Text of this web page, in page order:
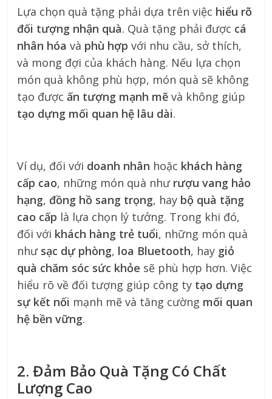
Lựa chọn quà tặng phải dựa trên việc hiểu rõ
đối tượng nhận quà. Quà tặng phải được cá
nhân hóa và phù hợp với nhu cầu, sở thích,
và mong đợi của khách hàng. Nếu lựa chọn
món quà không phù hợp, món quà sẽ không
tạo đượcấn tượng mạnh mẽ và không giúp
tạo dựng mối quan hệ lâu dài.
Ví dụ, đối với doanh nhân hoặc khách hàng
cấp cao, những món quà như rượu vang hảo
hạng, đồng hồ sang trọng, hay bộ quà tặng
cao cấp là lựa chọn lý tưởng. Trong khi đó,
đối với khách hàng trẻ tuổi, những món quà
như sạc dự phòng, loa Bluetooth, hay giỏ
quà chăm sóc sức khỏe sẽ phù hợp hơn. Việc
hiểu rõ về đối tượng giúp công ty tạo dựng
sự kết nối mạnh mẽ và tăng cường mối quan
hệ bền vững.
2. Đảm Bảo Quà Tặng Có Chất
Lượng Cao